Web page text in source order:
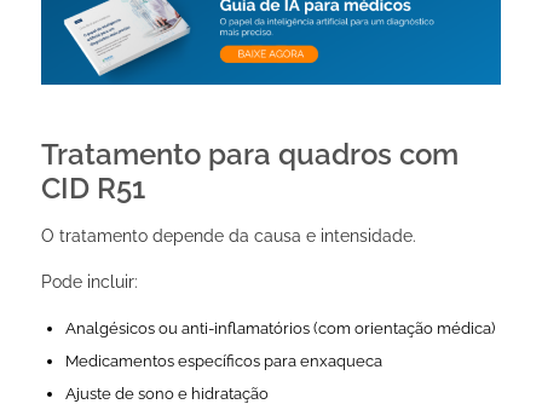
Tratamento para quadros com
CID R51
O tratamento depende da causa e intensidade.
Pode incluir:
Analgésicos ou anti-inflamatórios (com orientação médica)
Medicamentos específicos para enxaqueca
Ajuste de sono e hidratação